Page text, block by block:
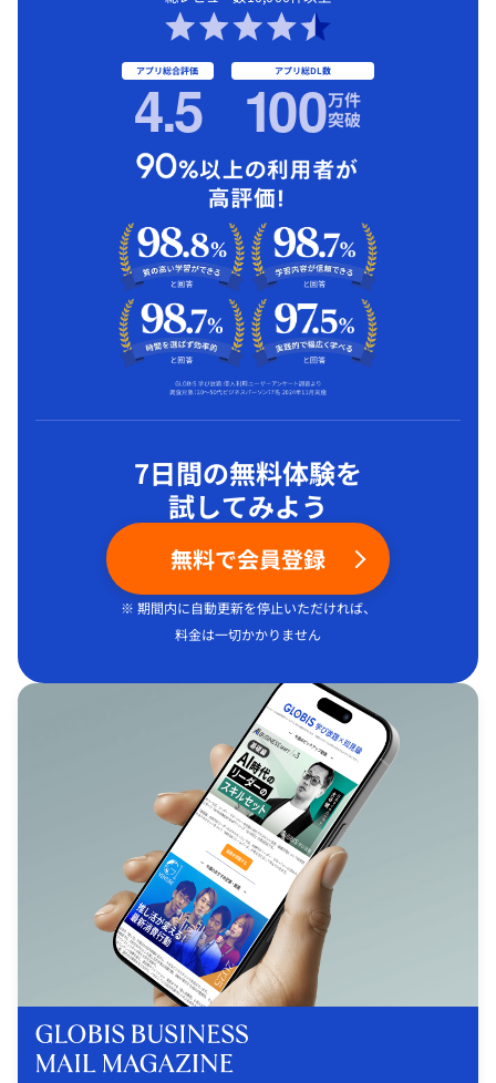
アプリ総合評価
4.5 アプリ総DL数
100万件
突破
7日間の無料体験を
試してみよう
無料で会員登録
※ 期間内に自動更新を停止いただければ、
料金は一切かかりません